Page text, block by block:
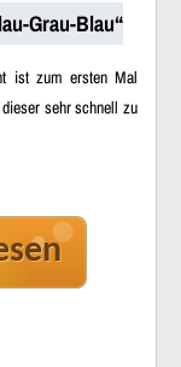
Grau-Blau“
ist zum ersten Mal
sehr schnell zu